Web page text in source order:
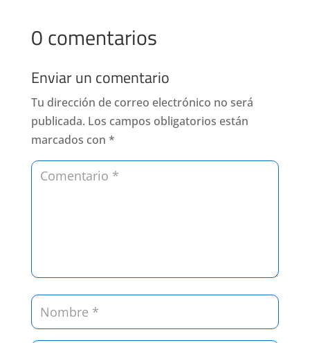
0 comentarios
Enviar un comentario
Tu dirección de correo electrónico no será
publicada. Los campos obligatorios están
marcados con *